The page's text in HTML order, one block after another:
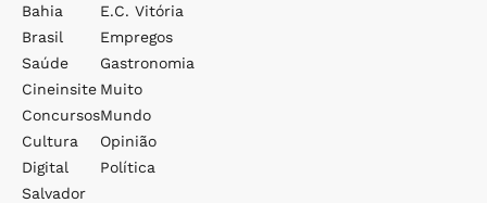
Bahia
Brasil
Saúde
Cineinsite
Concursos
Cultura
Digital
Salvador
E.c. Vitória
Empregos
Gastronomia
Muito
Mundo
Opinião
Política